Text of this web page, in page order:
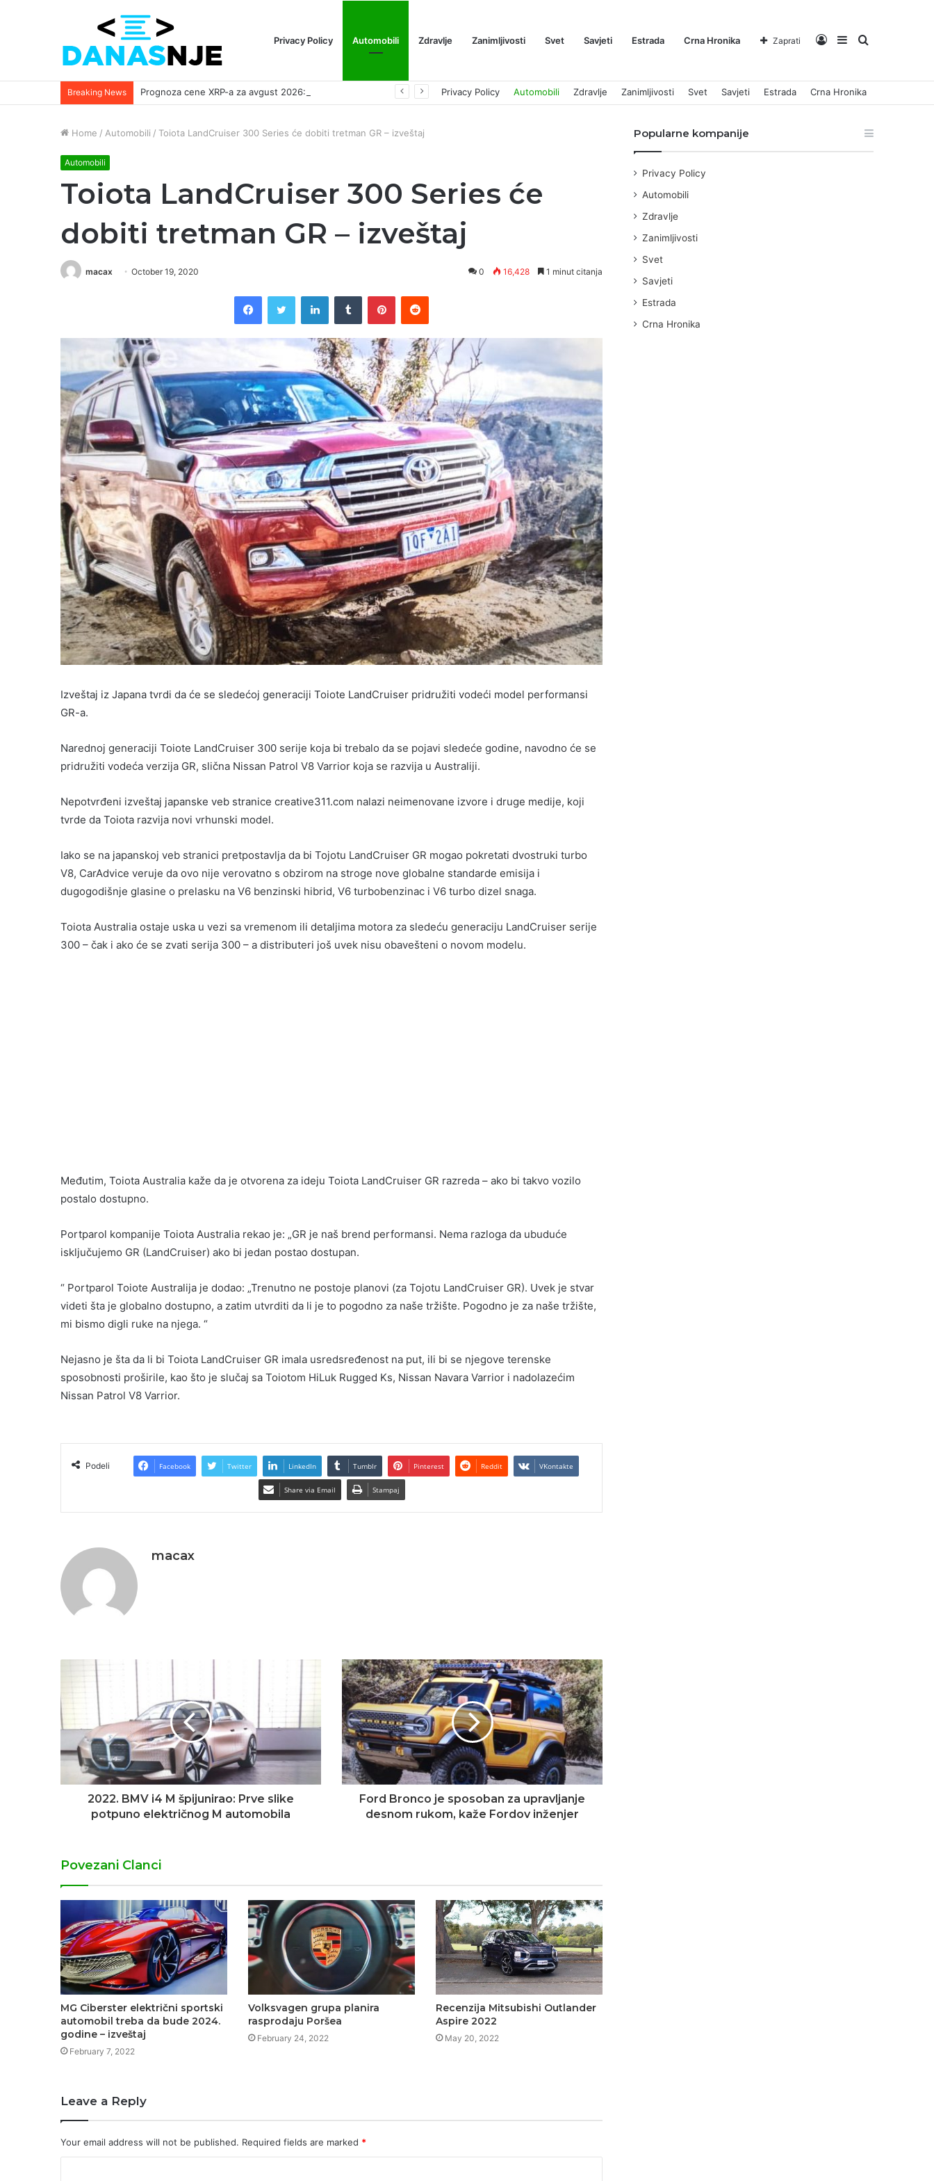
Privacy Policy Automobili Zdravlje Zanimljivosti Svet Savjeti Estrada Crna Hronika Pretraga
Sidebar
Log
Zaprati
Breaking News Privacy Policy Automobili Zdravlje Zanimljivosti Svet Savjeti Estrada Crna Hronika
Home / Automobili / Toiota LandCruiser 300 Series će dobiti tretman GR – izveštaj
Automobili
Toiota LandCruiser 300 Series će
dobiti tretman GR – izveštaj
macax October 19, 2020 0 16,428 1 minut citanja
FacebookTwitter LinkedInTumblr PinterestReddit
Izveštaj iz Japana tvrdi da će se sledećoj generaciji Toiote LandCruiser pridružiti vodeći model performansi
GR-a.
Narednoj generaciji Toiote LandCruiser 300 serije koja bi trebalo da se pojavi sledeće godine, navodno će se
pridružiti vodeća verzija GR, slična Nissan Patrol V8 Varrior koja se razvija u Australiji.
Nepotvrđeni izveštaj japanske veb stranice creative311.com nalazi neimenovane izvore i druge medije, koji
tvrde da Toiota razvija novi vrhunski model.
Iako se na japanskoj veb stranici pretpostavlja da bi Tojotu LandCruiser GR mogao pokretati dvostruki turbo
V8, CarAdvice veruje da ovo nije verovatno s obzirom na stroge nove globalne standarde emisija i
dugogodišnje glasine o prelasku na V6 benzinski hibrid, V6 turbobenzinac i V6 turbo dizel snaga.
Toiota Australia ostaje uska u vezi sa vremenom ili detaljima motora za sledeću generaciju LandCruiser serije
300 – čak i ako će se zvati serija 300 – a distributeri još uvek nisu obavešteni o novom modelu.
Međutim, Toiota Australia kaže da je otvorena za ideju Toiota LandCruiser GR razreda – ako bi takvo vozilo
postalo dostupno.
Portparol kompanije Toiota Australia rekao je: „GR je naš brend performansi. Nema razloga da ubuduće
isključujemo GR (LandCruiser) ako bi jedan postao dostupan.
“ Portparol Toiote Australija je dodao: „Trenutno ne postoje planovi (za Tojotu LandCruiser GR). Uvek je stvar
videti šta je globalno dostupno, a zatim utvrditi da li je to pogodno za naše tržište. Pogodno je za naše tržište,
mi bismo digli ruke na njega. “
Nejasno je šta da li bi Toiota LandCruiser GR imala usredsređenost na put, ili bi se njegove terenske
sposobnosti proširile, kao što je slučaj sa Toiotom HiLuk Rugged Ks, Nissan Navara Varrior i nadolazećim
Nissan Patrol V8 Varrior.
Podeli Facebook Twitter LinkedIn Tumblr Pinterest Reddit VKontakte
Share via Email Stampaj
macax
2022. BMV i4 M špijunirao: Prve slike
potpuno električnog M automobila
Ford Bronco je sposoban za upravljanje
desnom rukom, kaže Fordov inženjer
Povezani Clanci
MG Ciberster električni sportski
automobil treba da bude 2024.
godine – izveštaj
February 7, 2022
Volksvagen grupa planira
rasprodaju Poršea
February 24, 2022
Recenzija Mitsubishi Outlander
Aspire 2022
May 20, 2022
Leave a Reply
Your email address will not be published. Required fields are marked *
Popularne kompanije
Privacy Policy
Automobili
Zdravlje
Zanimljivosti
Svet
Savjeti
Estrada
Crna Hronika